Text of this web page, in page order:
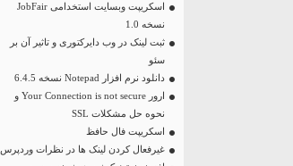
اسکریپت وبسایت استخدامی JobFair
نسخه 1.0
ثبت لینک در وب دایرکتوری و تاثیر آن بر
سئو
دانلود نرم افزار Notepad نسخه 6.4.5
ارور Your Connection is not secure و
نحوه حل مشکلات SSL
اسکریپت فال حافظ
غیرفعال کردن لینک ها در نظرات وردپرس